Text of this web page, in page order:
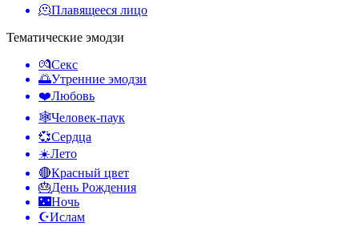
🫠Плавящееся лицо
Тематические эмодзи
💏Секс
🌅Утренние эмодзи
❤️Любовь
🕸️Человек-паук
💞Сердца
☀️Лето
🔴Красный цвет
🎂День Рождения
🌃Ночь
☪️Ислам